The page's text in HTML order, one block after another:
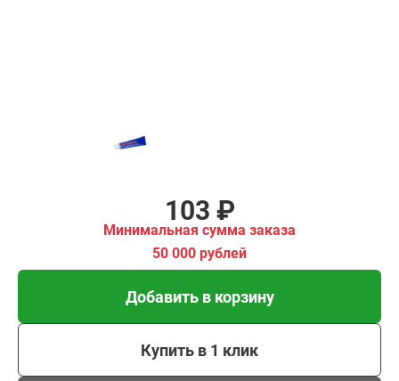
103 ₽
Минимальная сумма заказа
50 000 рублей
Добавить в корзину
Купить в 1 клик